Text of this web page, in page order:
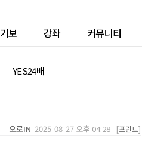
기보 강좌 커뮤니티
YES24배
오로IN 2025-08-27 오후 04:28 [프린트]